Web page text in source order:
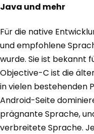
Java und mehr
Für die native
und empfohlene
wurde. Sie ist bekannt
Objective-C ist die
in vielen bestehenden
Android-Seite
prägnante Sprache,
verbreitete Sprache.